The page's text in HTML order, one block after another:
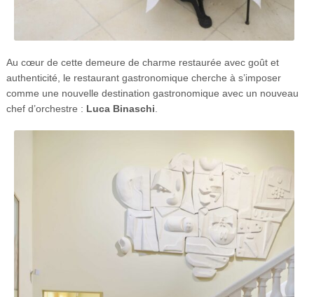
Au cœur de cette demeure de charme restaurée avec goût et
authenticité, le restaurant gastronomique cherche à s’imposer
comme une nouvelle destination gastronomique avec un nouveau
chef d’orchestre : Luca Binaschi